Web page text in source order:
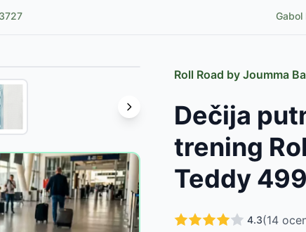
Gabol
43132
RSD
RSD
51768-4600RSD
53727-3750RSD
53727- 3750RSD
53727 -3750 RSD
Roll Road by Joumma
Dečija
trening
Teddy
4.3(14